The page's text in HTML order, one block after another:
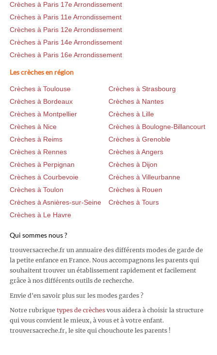
Crèches à Paris 17e Arrondissement
Crèches à Paris 11e Arrondissement
Crèches à Paris 12e Arrondissement
Crèches à Paris 14e Arrondissement
Crèches à Paris 16e Arrondissement
Les crèches en région
Crèches à Toulouse
Crèches à Strasbourg
Crèches à Bordeaux
Crèches à Nantes
Crèches à Montpellier
Crèches à Lille
Crèches à Nice
Crèches à Boulogne-Billancourt
Crèches à Reims
Crèches à Grenoble
Crèches à Rennes
Crèches à Angers
Crèches à Perpignan
Crèches à Dijon
Crèches à Courbevoie
Crèches à Villeurbanne
Crèches à Toulon
Crèches à Rouen
Crèches à Asnières-sur-Seine
Crèches à Tours
Crèches à Le Havre
Qui sommes nous ?
trouversacreche.fr un annuaire des différents modes de garde de
la petite enfance en France. Nous accompagnons les parents qui
souhaitent trouver un établissement rapidement et facilement
grâce à nos différents outils de recherche.
Envie d'en savoir plus sur les modes gardes ?
Notre rubrique types de crèches vous aidera à choisir la structure
qui vous convient le mieux, à vous et à votre enfant.
trouversacreche.fr, le site qui chouchoute les parents !